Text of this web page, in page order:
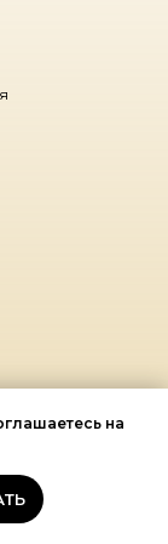
на